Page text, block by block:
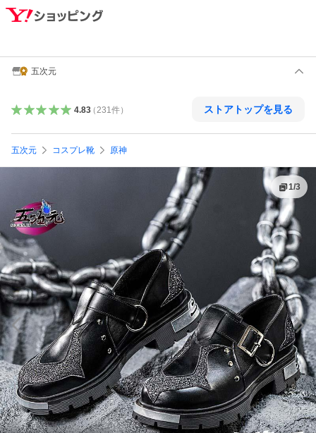
五次元
4.83（ 231件） ストアトップを見る
五次元 コスプレ靴 原神
1/3